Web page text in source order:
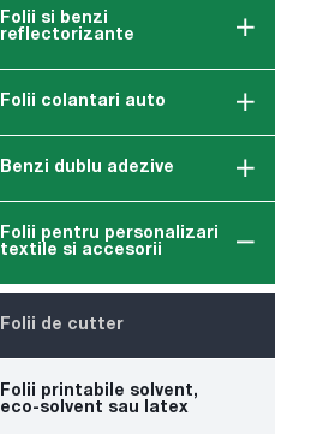
Folii si benzi
reflectorizante
Folii colantari auto
Benzi dublu adezive
Folii pentru personalizari
textile si accesorii
Folii de cutter
Folii printabile solvent,
eco-solvent sau latex